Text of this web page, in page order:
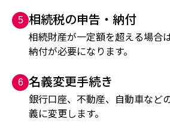
5 相続税の申告・納付
相続財産が一定額を超える場合
納付が必要になります。
6 名義変更手続き
銀行口座、不動産、自動車など
義に変更します。